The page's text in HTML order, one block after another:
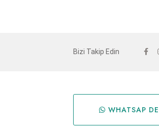
Bizi Takip Edin
WHATSAP